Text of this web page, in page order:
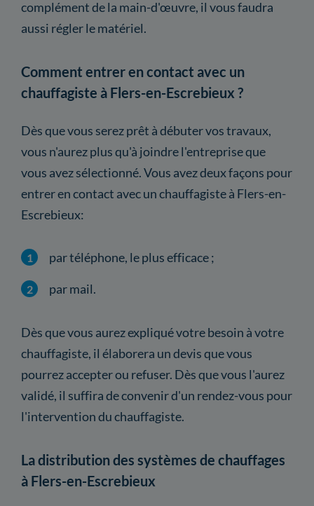
complément de la main-d'œuvre, il vous faudra
aussi régler le matériel.
Comment entrer en contact avec un
chauffagiste à Flers-en-Escrebieux ?
Dès que vous serez prêt à débuter vos travaux,
vous n'aurez plus qu'à joindre l'entreprise que
vous avez sélectionné. Vous avez deux façons pour
entrer en contact avec un chauffagiste à Flers-en-
Escrebieux:
par téléphone, le plus efficace ;
par mail.
Dès que vous aurez expliqué votre besoin à votre
chauffagiste, il élaborera un devis que vous
pourrez accepter ou refuser. Dès que vous l'aurez
validé, il suffira de convenir d'un rendez-vous pour
l'intervention du chauffagiste.
La distribution des systèmes de chauffages
à Flers-en-Escrebieux